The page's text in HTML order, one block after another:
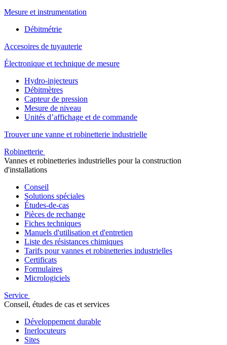
Mesure et instrumentation
Débitmétrie
Accesoires de tuyauterie
Électronique et technique de mesure
Hydro-injecteurs
Débitmètres
Capteur de pression
Mesure de niveau
Unités d’affichage et de commande
Trouver une vanne et robinetterie industrielle
Robinetterie
Vannes et robinetteries industrielles pour la construction
d'installations
Conseil
Solutions spéciales
Études-de-cas
Pièces de rechange
Fiches techniques
Manuels d'utilisation et d'entretien
Liste des résistances chimiques
Tarifs pour vannes et robinetteries industrielles
Certificats
Formulaires
Micrologiciels
Service
Conseil, études de cas et services
Développement durable
Inerlocuteurs
Sites